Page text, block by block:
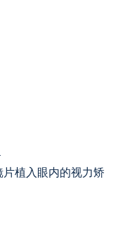
植入眼内的视力矫